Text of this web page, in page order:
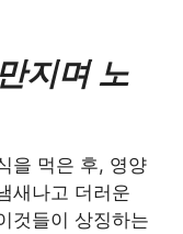
지며 노
을 먹은 후, 영양
새나고 더러운
것들이 상징하는